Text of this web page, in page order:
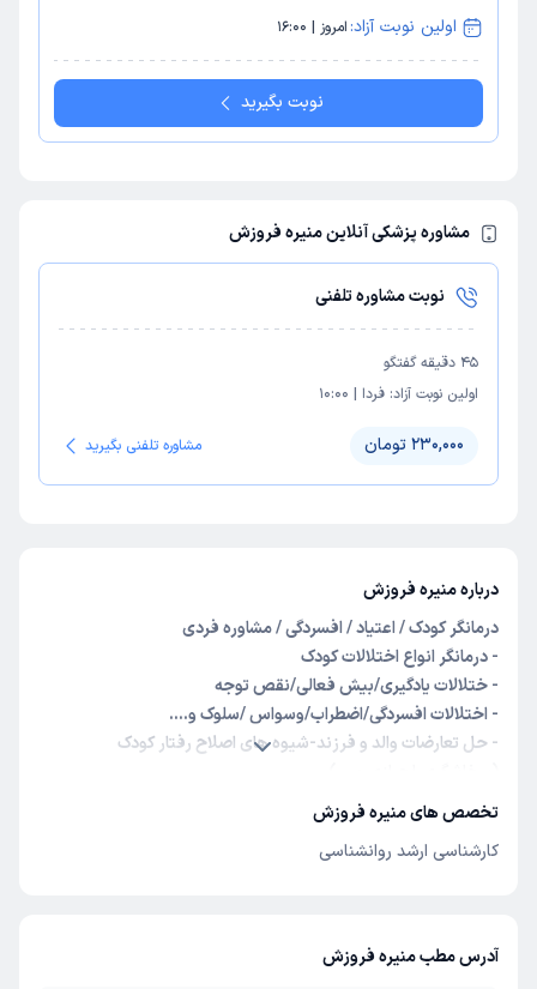
اولین نوبت آزاد: امروز | 16:00
نوبت بگیرید
مشاوره پزشکی آنلاین منیره فروزش
نوبت مشاوره تلفنی
45 دقیقه گفتگو
اولین نوبت آزاد: فردا |
10:00
230,000 تومان مشاوره تلفنی بگیرید
درباره منیره فروزش
درمانگر کودک / اعتیاد / افسردگی / مشاوره فردی
- درمانگر انواع اختلالات کودک
- ختلالات یادگیری/بیش فعالی/نقص توجه
- اختلالات افسردگی/اضطراب/وسواس /سلوک و....
- حل تعارضات والد و فرزند-شیوه های اصلاح رفتار کودک
- آموزش فرزند پروری و تربیت جنسی
- برگزار کننده دوره های مهارت های زندگی وکارگاهای فرزند پروری و
.....
تخصص های منیره فروزش
کارشناسی ارشد روانشناسی
آدرس مطب منیره فروزش